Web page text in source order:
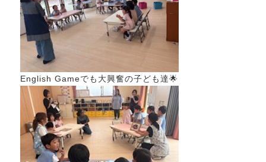
English Gameでも大興奮の子ども達🌟